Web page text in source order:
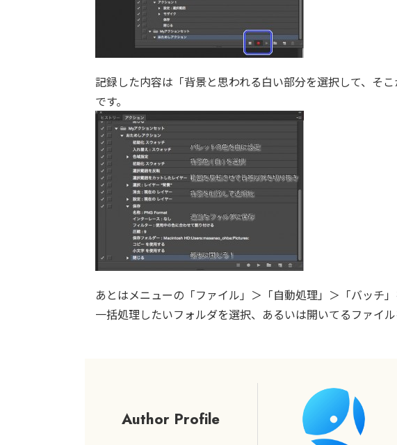
記録した内容は「背景と思われる白い部分を選択して、そ
です。
あとはメニューの「ファイル」＞「自動処理」＞「バッチ」
一括処理したいフォルダを選択、あるいは開いてるファイ
Author Profile